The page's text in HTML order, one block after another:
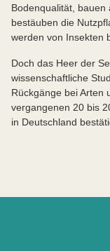
Bodenqualität, bauen
bestäuben die
werden von Insekten
Doch das Heer der
wissenschaftliche
Rückgänge bei Arten
vergangenen 20 bis
in Deutschland